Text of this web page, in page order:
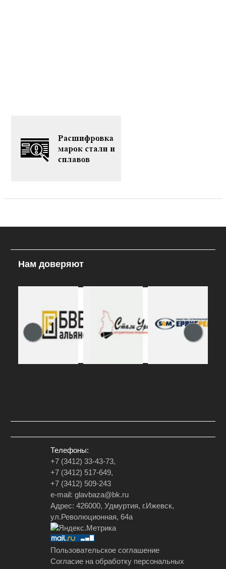
Нам доверяют
Телефоны:
+7 (3412) 33-43-73,
+7 (3412) 517-649,
+7 (3412) 509-243
e-mail: glavbaza@bk.ru
Адрес: 426000, Удмуртия, г.Ижевск,
ул.Революционная, 64а
Пользовательское соглашение
Согласие на обработку персональных